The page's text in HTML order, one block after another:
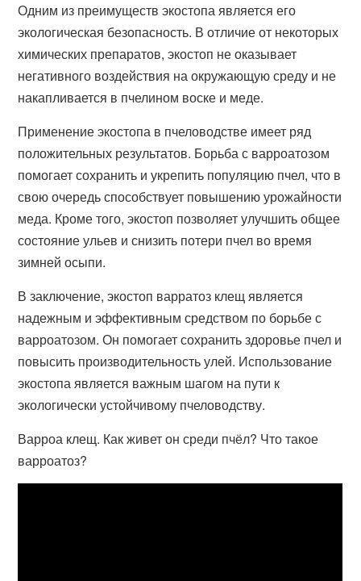
Одним из преимуществ экостопа является его
экологическая безопасность. В отличие от некоторых
химических препаратов, экостоп не оказывает
негативного воздействия на окружающую среду и не
накапливается в пчелином воске и меде.
Применение экостопа в пчеловодстве имеет ряд
положительных результатов. Борьба с варроатозом
помогает сохранить и укрепить популяцию пчел, что в
свою очередь способствует повышению урожайности
меда. Кроме того, экостоп позволяет улучшить общее
состояние ульев и снизить потери пчел во время
зимней осыпи.
В заключение, экостоп варратоз клещ является
надежным и эффективным средством по борьбе с
варроатозом. Он помогает сохранить здоровье пчел и
повысить производительность улей. Использование
экостопа является важным шагом на пути к
экологически устойчивому пчеловодству.
Варроа клещ. Как живет он среди пчёл? Что такое
варроатоз?